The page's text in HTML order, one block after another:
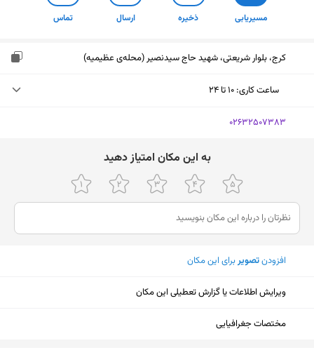
مسیریابی ذخیره ارسال تماس
کرج، بلوار شریعتی، شهید حاج سیدنصیر (محله‌ی عظیمیه)
ساعت کاری: ۱۰ تا ۲۴
شنبه (امروز)
سه‌شنبه
۱۰ تا ۲۴
چهارشنبه
۱۰ تا ۲۴
پنجشنبه
جمعه
‎02632507383
ﺑﻪ اﯾﻦ ﻣﮑﺎن اﻣﺘﯿﺎز دﻫﯿﺪ
افزودنتصویربرای این مکان
ویرایش اطلاعات یا گزارش تعطیلی این مکان
مختصات جغرافیایی